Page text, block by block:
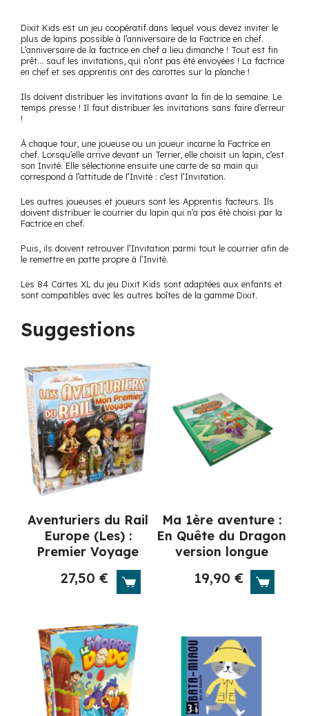
Dixit Kids est un jeu coopératif dans lequel vous devez inviter le
plus de lapins possible à l’anniversaire de la Factrice en chef.
L’anniversaire de la factrice en chef a lieu dimanche ! Tout est fin
prêt… sauf les invitations, qui n’ont pas été envoyées ! La factrice
en chef et ses apprentis ont des carottes sur la planche !
Ils doivent distribuer les invitations avant la fin de la semaine. Le
temps presse ! Il faut distribuer les invitations sans faire d’erreur
!
À chaque tour, une joueuse ou un joueur incarne la Factrice en
chef. Lorsqu’elle arrive devant un Terrier, elle choisit un lapin, c’est
son Invité. Elle sélectionne ensuite une carte de sa main qui
correspond à l’attitude de l’Invité : c’est l’Invitation.
Les autres joueuses et joueurs sont les Apprentis facteurs. Ils
doivent distribuer le courrier du lapin qui n’a pas été choisi par la
Factrice en chef.
Puis, ils doivent retrouver l’Invitation parmi tout le courrier afin de
le remettre en patte propre à l’Invité.
Les 84 Cartes XL du jeu Dixit Kids sont adaptées aux enfants et
sont compatibles avec les autres boîtes de la gamme Dixit.
Suggestions
Aventuriers du Rail
Europe (Les) :
Premier Voyage
27,50€
Ma 1ère aventure :
En Quête du Dragon
version longue
19,90€